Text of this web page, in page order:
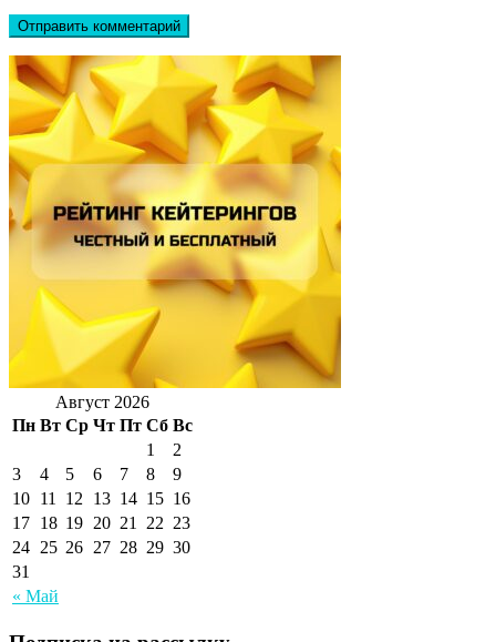
Август 2026
Пн Вт Ср Чт Пт Сб Вс
« Май
1
2
3
4 5 6 7 8
9
10 11 12 13 14 15 16
17 18 19 20 21 22 23
24 25 26 27 28 29 30
31